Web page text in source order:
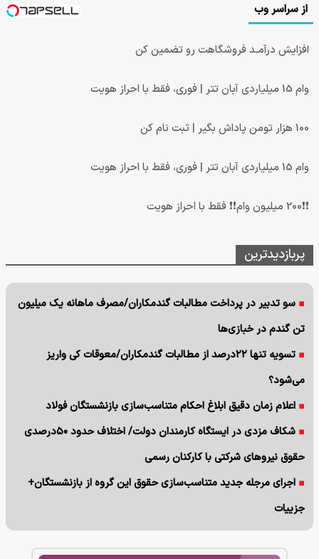
از سراسر وب
افزایش درآمـد فروشگاهت رو تضمین کن
وام 15 میلیاردی آبان تتر | فوری، فقط با احراز هویت
100 هزار تومن پاداش بگیر | ثبت نام کن
وام 15 میلیاردی آبان تتر | فوری، فقط با احراز هویت
❗❗200 میلیون وام❗❗ فقط با احراز هویت
پربازدیدترین
سو تدبیر در پرداخت مطالبات گندمکاران/مصرف ماهانه یک میلیون
تن گندم در خبازی‌ها
تسویه تنها ۲۲درصد از مطالبات گندمکاران/معوقات کی واریز
می‌شود؟
اعلام زمان دقیق ابلاغ احکام متناسب‌سازی بازنشستگان فولاد
شکاف مزدی در ایستگاه کارمندان دولت/ اختلاف حدود ۵۰درصدی
حقوق نیروهای شرکتی با کارکنان رسمی
اجرای مرجله جدید متناسب‌سازی حقوق این گروه از بازنشستگان+
جزییات